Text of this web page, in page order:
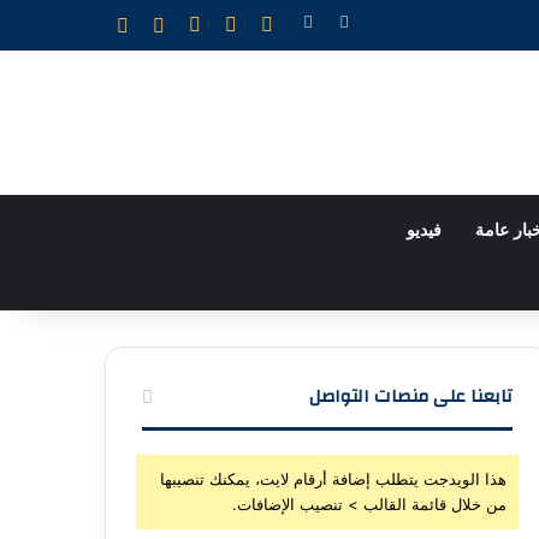
فيسبوك يوتيوب إضافة عمود جانبي
عامة فيديو
تابعنا على منصات التواصل
هذا الويدجت يتطلب إضافة أرقام لايت، يمكنك تنصيبها
من خلال قائمة القالب > تنصيب الإضافات.